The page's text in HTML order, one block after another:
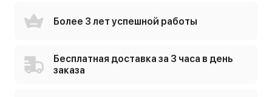
Более 3 лет успешной работы
Бесплатная доставка за 3 часа в день
заказа